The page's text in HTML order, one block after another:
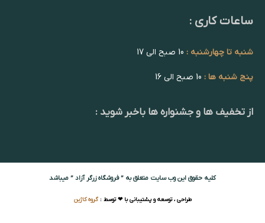
ساعات کاری :
شنبه تا چهارشنبه :
پنج شنبه ها :
از تخفیف ها و جشنواره ها باخبر شوید :
کلیه حقوق این وب سایت متعلق به ” فروشگاه زرگر آزاد ” میباشد
طراحی ، توسعه و پشتیبانی با ❤ توسط :گروه کاژین